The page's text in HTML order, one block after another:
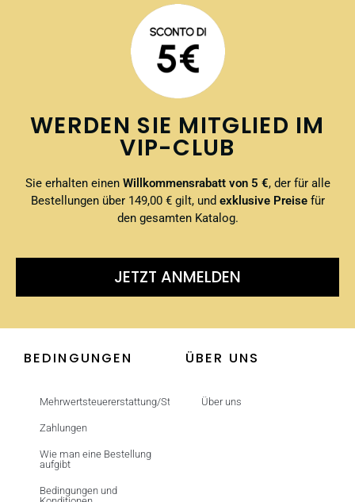
WERDEN SIE MITGLIED IM
VIP-CLUB
Sie erhalten einenWillkommensrabatt von 5 €, der für alle
Bestellungen über 149,00 € gilt, und exklusive Preisefür
den gesamten Katalog.
JETZT ANMELDEN
BEDINGUNGEN
Mehrwertsteuererstattung/Steuerfrei
Zahlungen
Wie man eine Bestellung
aufgibt
Bedingungen und
ÜBER UNS
Über uns